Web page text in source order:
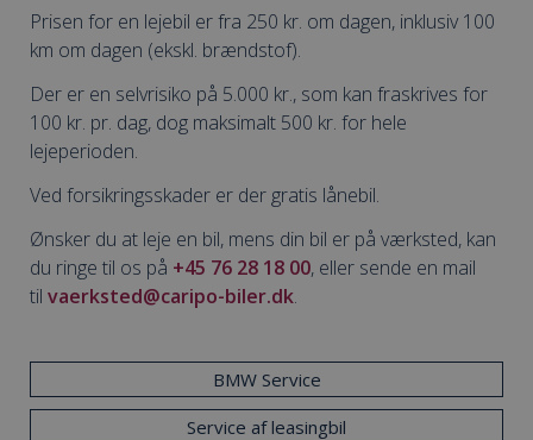
Prisen for en lejebil er fra 250 kr. om dagen, inklusiv 100
km om dagen (ekskl. brændstof).
Der er en selvrisiko på 5.000 kr., som kan fraskrives for
100 kr. pr. dag, dog maksimalt 500 kr. for hele
lejeperioden.
Ved forsikringsskader er der gratis lånebil.
Ønsker du at leje en bil, mens din bil er på værksted, kan
du ringe til os på +45 76 28 18 00, eller sende en mail
til vaerksted@caripo-biler.dk.
BMW Service
Service af leasingbil